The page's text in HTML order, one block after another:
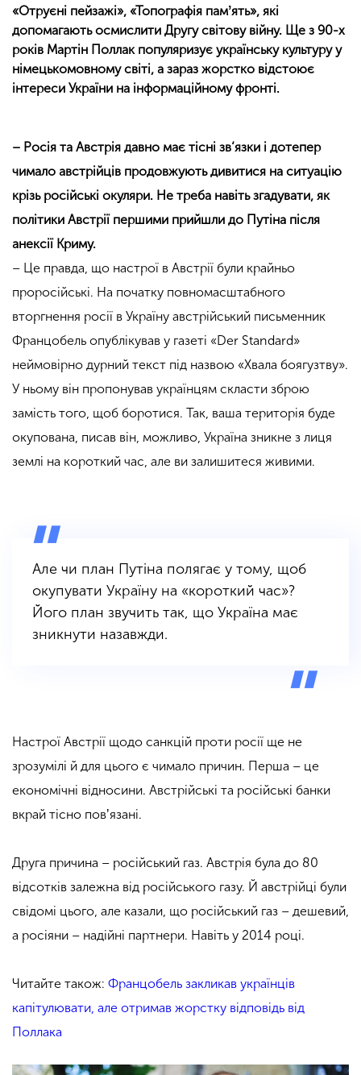
«Отруєні пейзажі», «Топографія памʼять», які
допомагають осмислити Другу світову війну. Ще з 90-х
років Мартін Поллак популяризує українську культуру у
німецькомовному світі, а зараз жорстко відстоює
інтереси України на інформаційному фронті.
– Росія та Австрія давно має тісні зв‘язки і дотепер
чимало австрійців продовжують дивитися на ситуацію
крізь російські окуляри. Не треба навіть згадувати, як
політики Австрії першими прийшли до Путіна після
анексії Криму.
– Це правда, що настрої в Австрії були крайньо
проросійські. На початку повномасштабного
вторгнення росії в Україну австрійський письменник
Францобель опублікував у газеті «Der Standard»
неймовірно дурний текст під назвою «Хвала боягузтву».
У ньому він пропонував українцям скласти зброю
замість того, щоб боротися. Так, ваша територія буде
окупована, писав він, можливо, Україна зникне з лиця
землі на короткий час, але ви залишитеся живими.
Але чи план Путіна полягає у тому, щоб
окупувати Україну на «короткий час»?
Його план звучить так, що Україна має
зникнути назавжди.
Настрої Австрії щодо санкцій проти росії ще не
зрозумілі й для цього є чимало причин. Перша – це
економічні відносини. Австрійські та російські банки
вкрай тісно повʼязані.
Друга причина – російський газ. Австрія була до 80
відсотків залежна від російського газу. Й австрійці були
свідомі цього, але казали, що російський газ – дешевий,
а росіяни – надійні партнери. Навіть у 2014 році.
Читайте також: Францобель закликав українців
капітулювати, але отримав жорстку відповідь від
Поллака